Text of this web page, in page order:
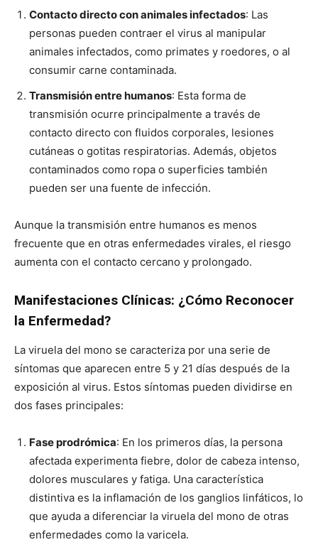
Contacto directo con animales infectados: Las
personas pueden contraer el virus al manipular
animales infectados, como primates y roedores, o al
consumir carne contaminada.
Transmisión entre humanos: Esta forma de
transmisión ocurre principalmente a través de
contacto directo con fluidos corporales, lesiones
cutáneas o gotitas respiratorias. Además, objetos
contaminados como ropa o superficies también
pueden ser una fuente de infección.
Aunque la transmisión entre humanos es menos
frecuente que en otras enfermedades virales, el riesgo
aumenta con el contacto cercano y prolongado.
Manifestaciones Clínicas: ¿Cómo Reconocer
la Enfermedad?
La viruela del mono se caracteriza por una serie de
síntomas que aparecen entre 5 y 21 días después de la
exposición al virus. Estos síntomas pueden dividirse en
dos fases principales:
Fase prodrómica: En los primeros días, la persona
afectada experimenta fiebre, dolor de cabeza intenso,
dolores musculares y fatiga. Una característica
distintiva es la inflamación de los ganglios linfáticos, lo
que ayuda a diferenciar la viruela del mono de otras
enfermedades como la varicela.